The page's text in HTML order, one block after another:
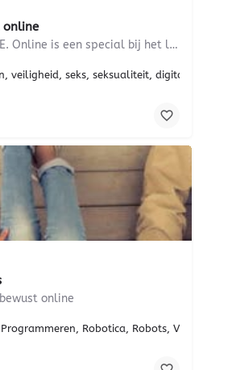
online
De Toolkit L.O.V.E. Online is een special bij het lespakket Lang Leve de Liefde Onderbouw voor…
veiligheid, seks, seksualiteit, digitale
online
Robotica, Robots, VR,